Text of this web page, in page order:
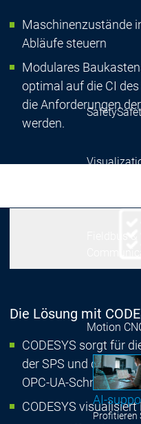
Safety
Motion
AI-
Profitieren
Maschinenzustände
Abläufe steuern
Modulares
optimal auf die CI
die Anforderungen
werden.
Die Lösung mit
CODESYS sorgt für
der SPS und dem
OPC-UA-Schnittstelle
CODESYS